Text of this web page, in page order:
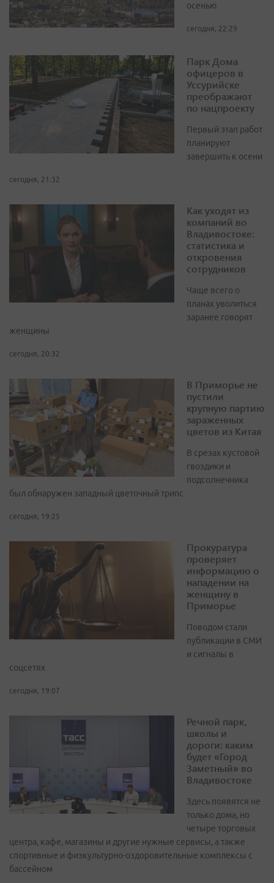
осенью
сегодня, 22:29
Парк Дома
офицеров в
Уссурийске
преображают
по нацпроекту
Первый этап работ
планируют
завершить к осени
сегодня, 21:32
Как уходят из
компаний во
Владивостоке:
статистика и
откровения
сотрудников
Чаще всего о
планах уволиться
заранее говорят
женщины
сегодня, 20:32
В Приморье не
пустили
крупную партию
зараженных
цветов из Китая
В срезах кустовой
гвоздики и
подсолнечника
был обнаружен западный цветочный трипс
сегодня, 19:25
Прокуратура
проверяет
информацию о
нападении на
женщину в
Приморье
Поводом стали
публикации в СМИ
и сигналы в
соцсетях
сегодня, 19:07
Речной парк,
школы и
дороги: каким
будет «Город
Заметный» во
Владивостоке
Здесь появятся не
только дома, но
четыре торговых
центра, кафе, магазины и другие нужные сервисы, а также
спортивные и физкультурно-оздоровительные комплексы с
бассейном